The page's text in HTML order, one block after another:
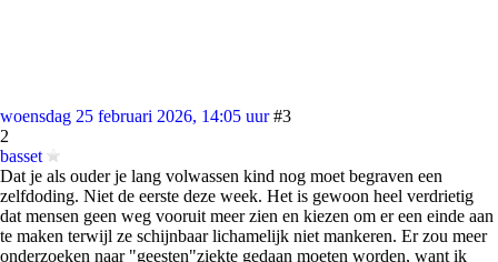
woensdag 25 februari 2026, 14:05 uur #3
2
basset
Dat je als ouder je lang volwassen kind nog moet begraven een
zelfdoding. Niet de eerste deze week. Het is gewoon heel verdrietig
dat mensen geen weg vooruit meer zien en kiezen om er een einde aan
te maken terwijl ze schijnbaar lichamelijk niet mankeren. Er zou meer
onderzoeken naar "geesten"ziekte gedaan moeten worden, want ik